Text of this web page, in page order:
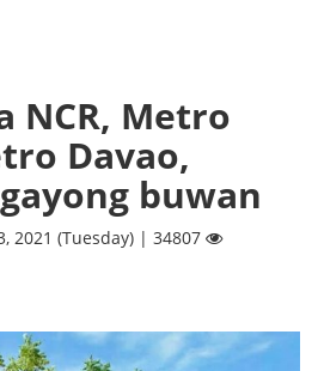
NCR, Metro
Davao,
buwan
2021 (Tuesday) | 34807